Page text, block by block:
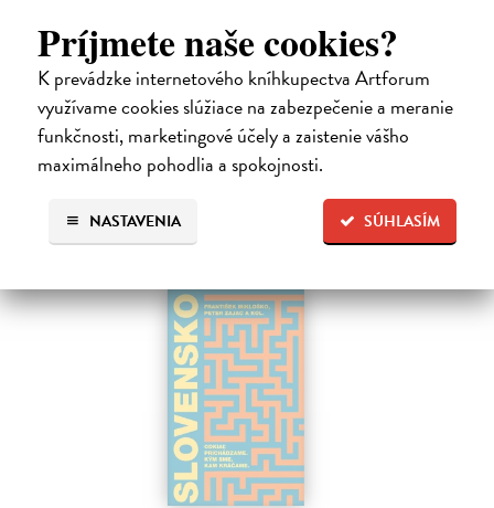
Príjmete naše cookies?
K prevádzke internetového kníhkupectva Artforum
využívame cookies slúžiace na zabezpečenie a meranie
funkčnosti, marketingové účely a zaistenie vášho
maximálneho pohodlia a spokojnosti.
SÚHLASÍM
NASTAVENIA
chýbať ani džentlmeni v klobúkoch, známi obchodníci či
preslávené miesta, na ktorých sa odohrával spoločenský život.
Neobídeme však ani bežný kolorit mesta a jeho obyvateľov
naprieč všetkými spoločenskými vrstvami a zažijeme tak
Žilinu v jej mnohých podobách.
High-contrast mode
Podobné tituly